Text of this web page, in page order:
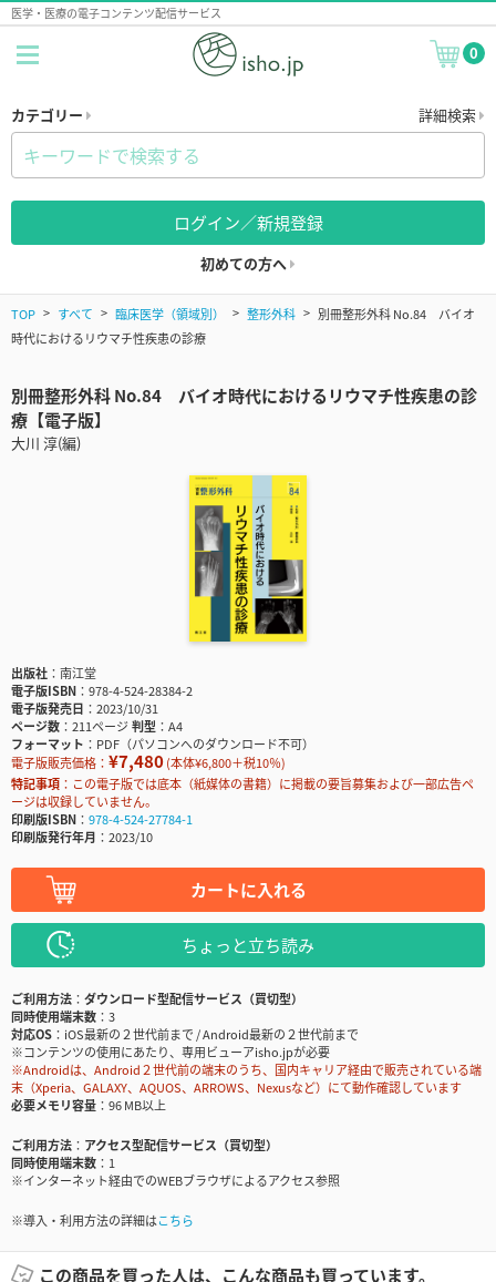
医学・医療の電子コンテンツ配信サービス
0
カテゴリー 詳細検索
ログイン／新規登録
初めての方へ
TOP すべて 臨床医学（領域別） 整形外科
別冊整形外科 No.84 バイオ
時代におけるリウマチ性疾患の診療
別冊整形外科 No.84 バイオ時代におけるリウマチ性疾患の診
療【電子版】
大川 淳(編)
出版社
南江堂
電子版ISBN
978-4-524-28384-2
電子版発売日
2023/10/31
ページ数
211ページ判型
A4
フォーマット
PDF（パソコンへのダウンロード不可）
電子版販売価格： ¥7,480(本体¥6,800＋税10％)
特記事項
この電子版では底本（紙媒体の書籍）に掲載の要旨募集および一部広告ペ
ージは収録していません。
印刷版ISBN
978-4-524-27784-1
印刷版発行年月
2023/10
カートに入れる
ちょっと立ち読み
ご利用方法
ダウンロード型配信サービス（買切型）
同時使用端末数
3
対応OS
iOS最新の２世代前まで / Android最新の２世代前まで
※コンテンツの使用にあたり、専用ビューアisho.jpが必要
※Androidは、Android２世代前の端末のうち、国内キャリア経由で販売されている端
末（Xperia、GALAXY、AQUOS、ARROWS、Nexusなど）にて動作確認しています
必要メモリ容量
96 MB以上
ご利用方法
アクセス型配信サービス（買切型）
同時使用端末数
1
※インターネット経由でのWEBブラウザによるアクセス参照
※導入・利用方法の詳細はこちら
この商品を買った人は、こんな商品も買っています。